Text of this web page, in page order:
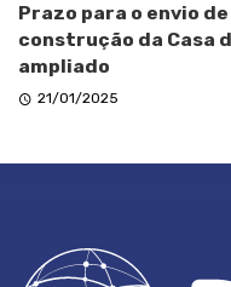
Prazo para o envio
construção da Casa
ampliado
21/01/2025